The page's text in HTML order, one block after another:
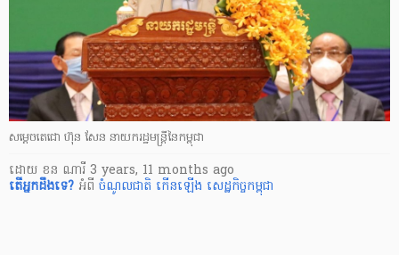
សម្ដេចតេជោ ហ៊ុន សែន នាយករដ្ឋមន្រ្តីនៃកម្ពុជា
ដោយ ខន ណារី 3 years, 11 months ago
តើ​អ្នក​ដឹងទេ? អំពី ចំណូលជាតិ កើនឡើង សេដ្ឋកិច្ចកម្ពុជា